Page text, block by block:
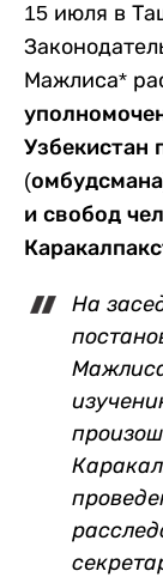
15 июля в
Мажлиса*
Узбекистан
и свобод
На